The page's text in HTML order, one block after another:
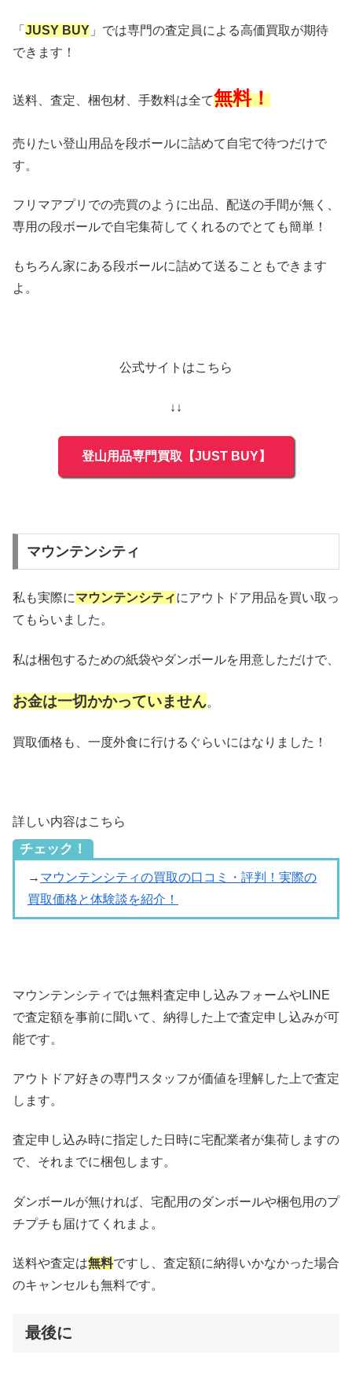
「 JUSY BUY 」では専門の査定員による高価買取が期待
できます！
送料、査定、梱包材、手数料は全て無料！
売りたい登山用品を段ボールに詰めて自宅で待つだけで
す。
フリマアプリでの売買のように出品、配送の手間が無く、
専用の段ボールで自宅集荷してくれるのでとても簡単！
もちろん家にある段ボールに詰めて送ることもできます
よ。
公式サイトはこちら
↓↓
登山用品専門買取【JUST BUY】
マウンテンシティ
私も実際にマウンテンシティにアウトドア用品を買い取っ
てもらいました。
私は梱包するための紙袋やダンボールを用意しただけで、
お金は一切かかっていません。
買取価格も、一度外食に行けるぐらいにはなりました！
詳しい内容はこちら
チェック！
→ マウンテンシティの買取の口コミ・評判！実際の
買取価格と体験談を紹介！
マウンテンシティでは無料査定申し込みフォームやLINE
で査定額を事前に聞いて、納得した上で査定申し込みが可
能です。
アウトドア好きの専門スタッフが価値を理解した上で査定
します。
査定申し込み時に指定した日時に宅配業者が集荷しますの
で、それまでに梱包します。
ダンボールが無ければ、宅配用のダンボールや梱包用のプ
チプチも届けてくれまよ。
送料や査定は無料ですし、査定額に納得いかなかった場合
のキャンセルも無料です。
最後に